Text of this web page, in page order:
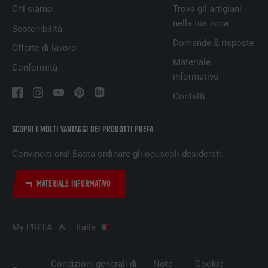
SCOPRI I MOLTI VANTAGGI DEI PRODOTTI PREFA
Convinciti ora! Basta ordinare gli opuscoli desiderati.
MATERIALE INFORMATIVO
Chi siamo
Sostenibilità
Offerte di lavoro
Conformità
Trova gli artigiani
nella tua zona
Domande & risposte
Materiale
informativo
Contatti
My PREFA Italia
Condizioni generali di Note Cookie
DECORSO
Registra un ID univoco, utilizzato per
del sito web.
verificare se il browser permette
identificatore.
PROVIDER
DECORSO Sessione
SCOPO
web selezionata dall’utente.
NOME lang
PROVIDER LinkedIn
DECORSO Sessione